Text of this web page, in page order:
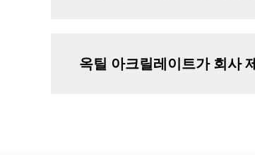
옥틸 아크릴레이트가 회사